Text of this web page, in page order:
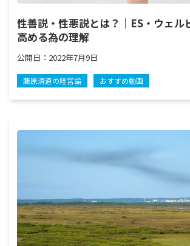
性善説・性悪説とは？｜ES・ウェル
高める為の理解
公開日： 2022年7月9日
藤原清道の経営論 おすすめ動画